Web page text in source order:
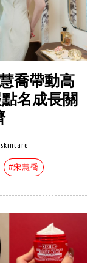
喬帶動高
名成長關
skincare
#宋慧喬